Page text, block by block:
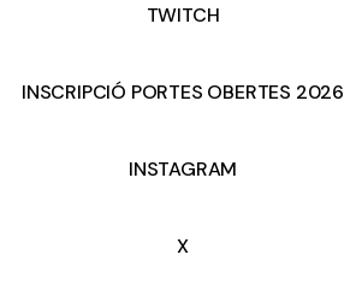
TWITCH
INSCRIPCIÓ PORTES OBERTES 2026
INSTAGRAM
X